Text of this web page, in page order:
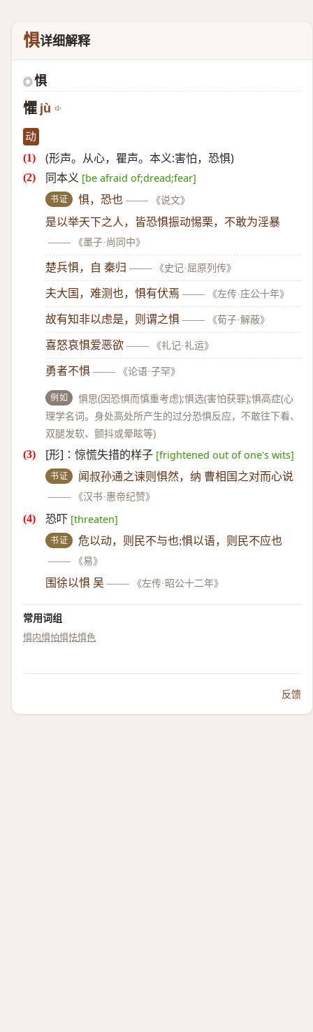
惧详细解释
◎ 惧
懼 jù
动
(形声。从心，瞿声。本义:害怕，恐惧)
同本义 [be afraid of;dread;fear]
书证 惧，恐也 —— 《说文》
是以举天下之人，皆恐惧振动惕栗，不敢为淫暴
——
《墨子·尚同中》
楚兵惧，自 秦归 —— 《史记·屈原列传》
夫大国，难测也，惧有伏焉 —— 《左传·庄公十年》
故有知非以虑是，则谓之惧 —— 《荀子·解蔽》
喜怒哀惧爱恶欲 —— 《礼记·礼运》
勇者不惧 —— 《论语·子罕》
例如
惧思(因恐惧而慎重考虑);惧选(害怕获罪);惧高症(心
理学名词。身处高处所产生的过分恐惧反应，不敢往下看、
双腿发软、颤抖或晕眩等)
[形]∶惊慌失措的样子 [frightened out of one's wits]
书证
闻叔孙通之谏则惧然，纳 曹相国之对而心说
——
《汉书·惠帝纪赞》
恐吓 [threaten]
书证
危以动，则民不与也;惧以语，则民不应也
——
《易》
围徐以惧 吴 —— 《左传·昭公十二年》
常用词组
惧内惧怕惧怯惧色
反馈